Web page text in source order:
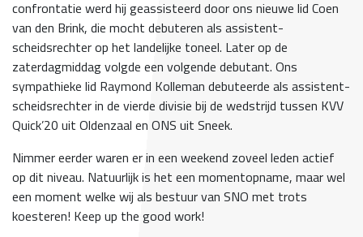
confrontatie werd hij geassisteerd door ons nieuwe lid Coen
van den Brink, die mocht debuteren als assistent-
scheidsrechter op het landelijke toneel. Later op de
zaterdagmiddag volgde een volgende debutant. Ons
sympathieke lid Raymond Kolleman debuteerde als assistent-
scheidsrechter in de vierde divisie bij de wedstrijd tussen KVV
Quick’20 uit Oldenzaal en ONS uit Sneek.
Nimmer eerder waren er in een weekend zoveel leden actief
op dit niveau. Natuurlijk is het een momentopname, maar wel
een moment welke wij als bestuur van SNO met trots
koesteren! Keep up the good work!